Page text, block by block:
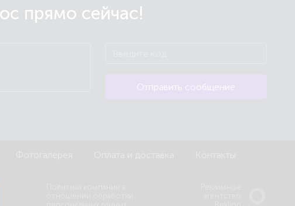
прямо сейчас!
Отправить сообщение
Фотогалерея Оплата и доставка Контакты